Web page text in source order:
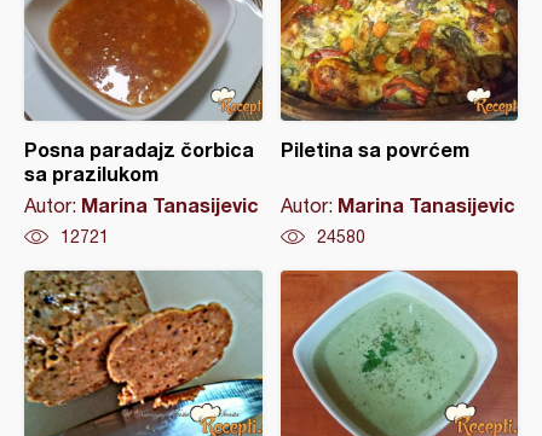
Posna paradajz čorbica
sa prazilukom
Autor: Marina Tanasijevic
12721
Piletina sa povrćem
Autor: Marina Tanasijevic
24580